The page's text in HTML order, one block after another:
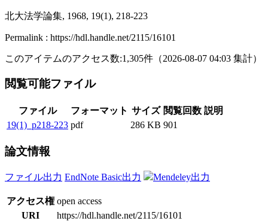
北大法学論集, 1968, 19(1), 218-223
Permalink : https://hdl.handle.net/2115/16101
このアイテムのアクセス数:1,305件 （2026-08-07 04:03 集計）
閲覧可能ファイル
ファイル フォーマット サイズ 閲覧回数 説明
19(1)_p218-223 pdf 286 KB 901
論文情報
ファイル出力 EndNote Basic出力 Mendeley出力
アクセス権 open access
URI
https://hdl.handle.net/2115/16101